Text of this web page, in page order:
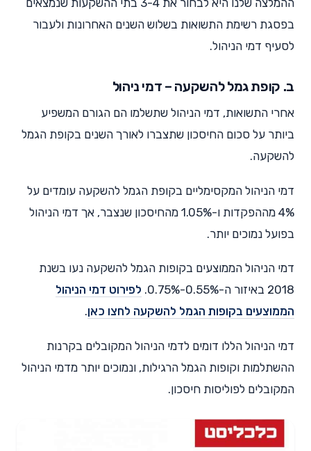
בפסגת רשימת התשואות בשלוש השנים האחרונות ולעבור
לסעיף דמי הניהול.
ב. קופת גמל להשקעה – דמי ניהול
אחרי התשואות, דמי הניהול שתשלמו הם הגורם המשפיע
ביותר על סכום החיסכון שתצברו לאורך השנים בקופת הגמל
להשקעה.
דמי הניהול המקסימליים בקופת הגמל להשקעה עומדים על
4% מההפקדות ו-1.05% מהחיסכון שנצבר, אך דמי הניהול
בפועל נמוכים יותר.
דמי הניהול הממוצעים בקופות הגמל להשקעה נעו בשנת
2018 באיזור ה-0.55%-0.75%.
לפירוט דמי הניהול
הממוצעים בקופות הגמל להשקעה לחצו כאן.
דמי הניהול הללו דומים לדמי הניהול המקובלים בקרנות
ההשתלמות וקופות הגמל הרגילות, ונמוכים יותר מדמי הניהול
המקובלים לפוליסות חיסכון.